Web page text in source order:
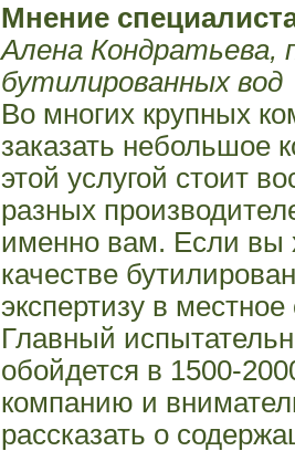
Мнение
Алена Кондратьева,
бутилированных вод
Во многих крупных
заказать небольшое
этой услугой стоит
разных
именно вам. Если вы
качестве
экспертизу в
Главный
обойдется в 1500-
компанию и
рассказать о